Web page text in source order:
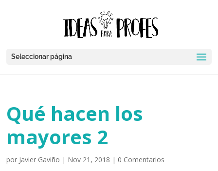
Seleccionar página
Qué hacen los
mayores 2
por Javier Gaviño | Nov 21, 2018 | 0 Comentarios